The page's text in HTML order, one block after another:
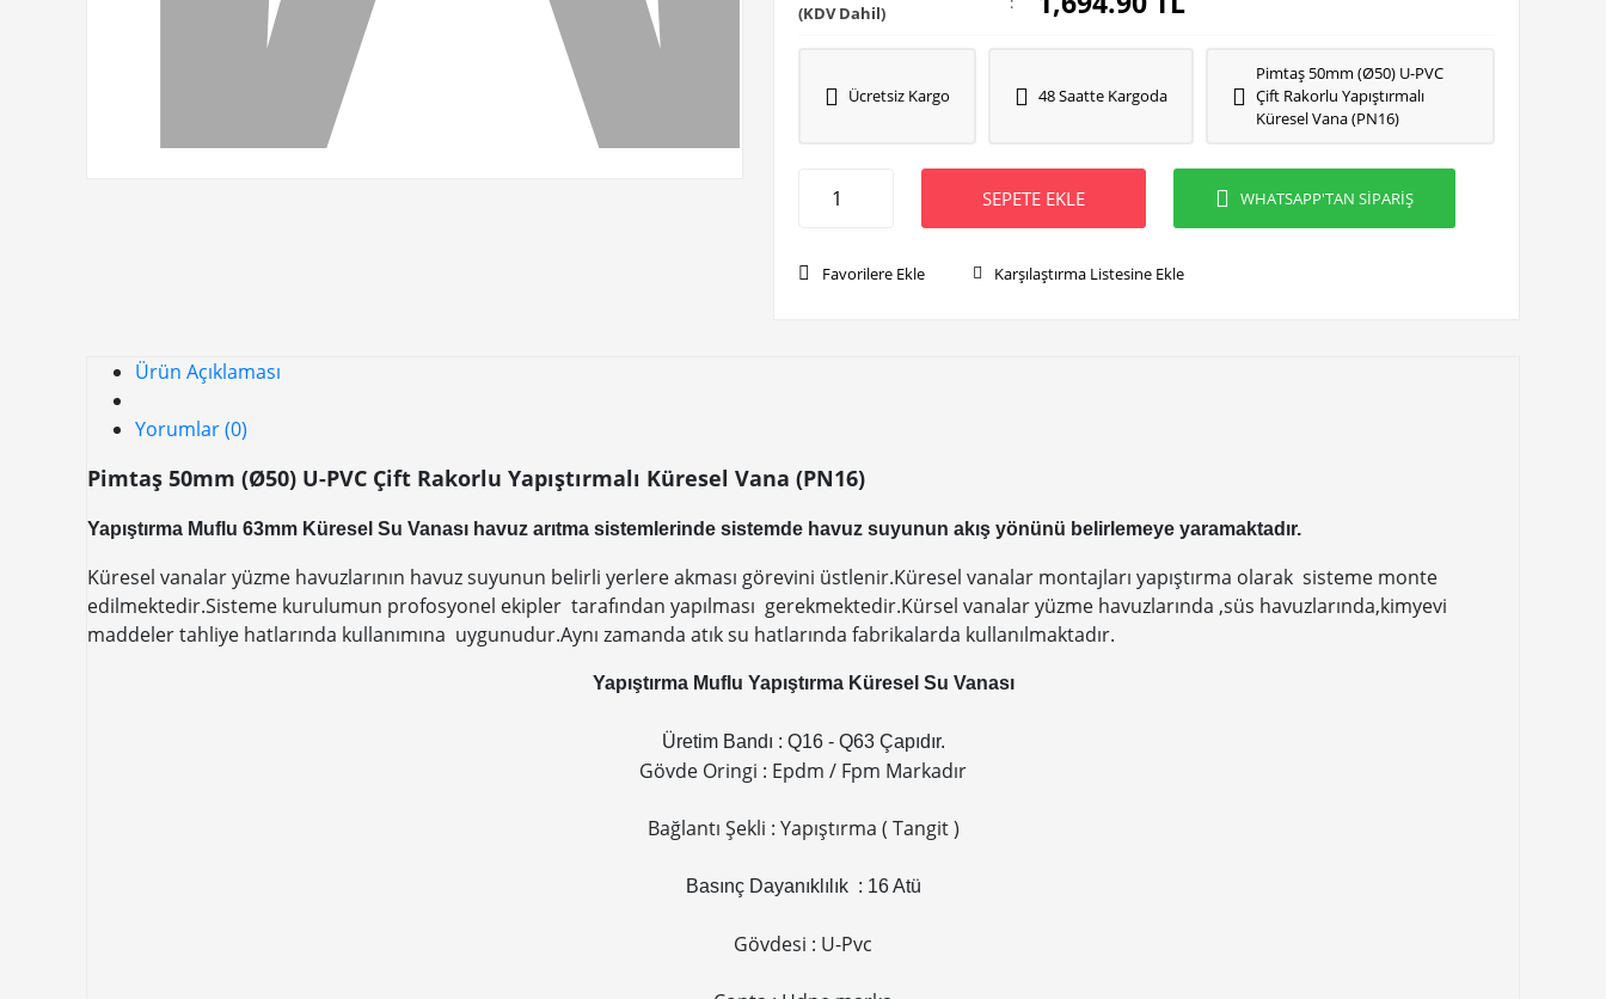
(KDV Dahil)
Ücretsiz Kargo 48 Saatte Kargoda
Pimtaş 50mm (Ø50) U-PVC
Çift Rakorlu Yapıştırmalı
Küresel Vana (PN16)
SEPETE EKLE WHATSAPP'TAN SİPARİŞ
Favorilere Ekle Karşılaştırma Listesine Ekle
Ürün Açıklaması
Yorumlar (0)
Pimtaş 50mm (Ø50) U-PVC Çift Rakorlu Yapıştırmalı Küresel Vana (PN16)
Yapıştırma Muflu 63mm Küresel Su Vanası havuz arıtma sistemlerinde sistemde havuz suyunun akış yönünü belirlemeye yaramaktadır.
Küresel vanalar yüzme havuzlarının havuz suyunun belirli yerlere akması görevini üstlenir.Küresel vanalar montajları yapıştırma olarak sisteme monte
edilmektedir.Sisteme kurulumun profosyonel ekipler tarafından yapılması gerekmektedir.Kürsel vanalar yüzme havuzlarında ,süs havuzlarında,kimyevi
maddeler tahliye hatlarında kullanımına uygunudur.Aynı zamanda atık su hatlarında fabrikalarda kullanılmaktadır.
Yapıştırma Muflu Yapıştırma Küresel Su Vanası
Üretim Bandı : Q16 - Q63 Çapıdır.
Gövde Oringi : Epdm / Fpm Markadır
Bağlantı Şekli : Yapıştırma ( Tangit )
Basınç Dayanıklılık : 16 Atü
Gövdesi : U-Pvc